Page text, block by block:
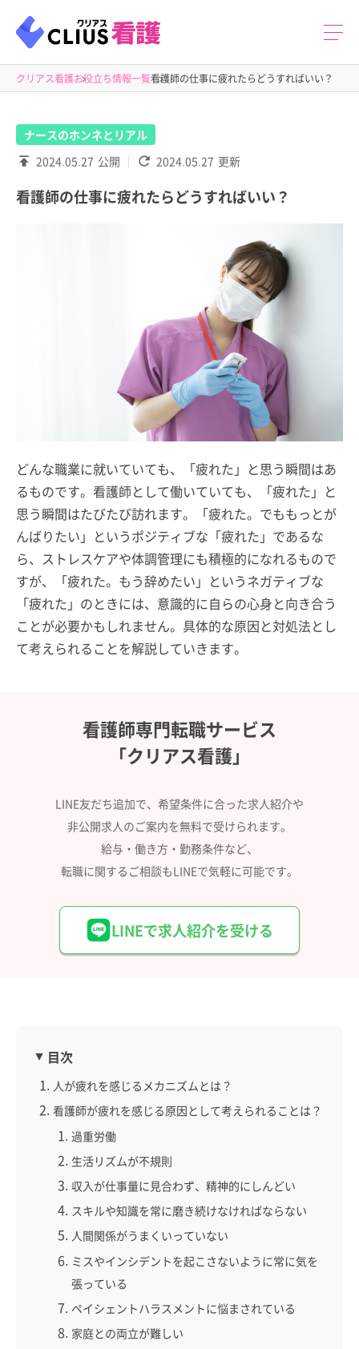
クリアス看護お役立ち情報一覧看護師の仕事に疲れたらどうすればいい？
ナースのホンネとリアル
2024.05.27 公開 2024.05.27 更新
看護師の仕事に疲れたらどうすればいい？
どんな職業に就いていても、「疲れた」と思う瞬間はあ
るものです。看護師として働いていても、「疲れた」と
思う瞬間はたびたび訪れます。「疲れた。でももっとが
んばりたい」というポジティブな「疲れた」であるな
ら、ストレスケアや体調管理にも積極的になれるもので
すが、「疲れた。もう辞めたい」というネガティブな
「疲れた」のときには、意識的に自らの心身と向き合う
ことが必要かもしれません。具体的な原因と対処法とし
て考えられることを解説していきます。
看護師専門転職サービス
「クリアス看護」
LINE友だち追加で、希望条件に合った求人紹介や
非公開求人のご案内を無料で受けられます。
給与・働き方・勤務条件など、
転職に関するご相談もLINEで気軽に可能です。
LINEで求人紹介を受ける
目次
人が疲れを感じるメカニズムとは？
看護師が疲れを感じる原因として考えられることは？
過重労働
生活リズムが不規則
収入が仕事量に見合わず、精神的にしんどい
スキルや知識を常に磨き続けなければならない
人間関係がうまくいっていない
ミスやインシデントを起こさないように常に気を
張っている
ペイシェントハラスメントに悩まされている
家庭との両立が難しい